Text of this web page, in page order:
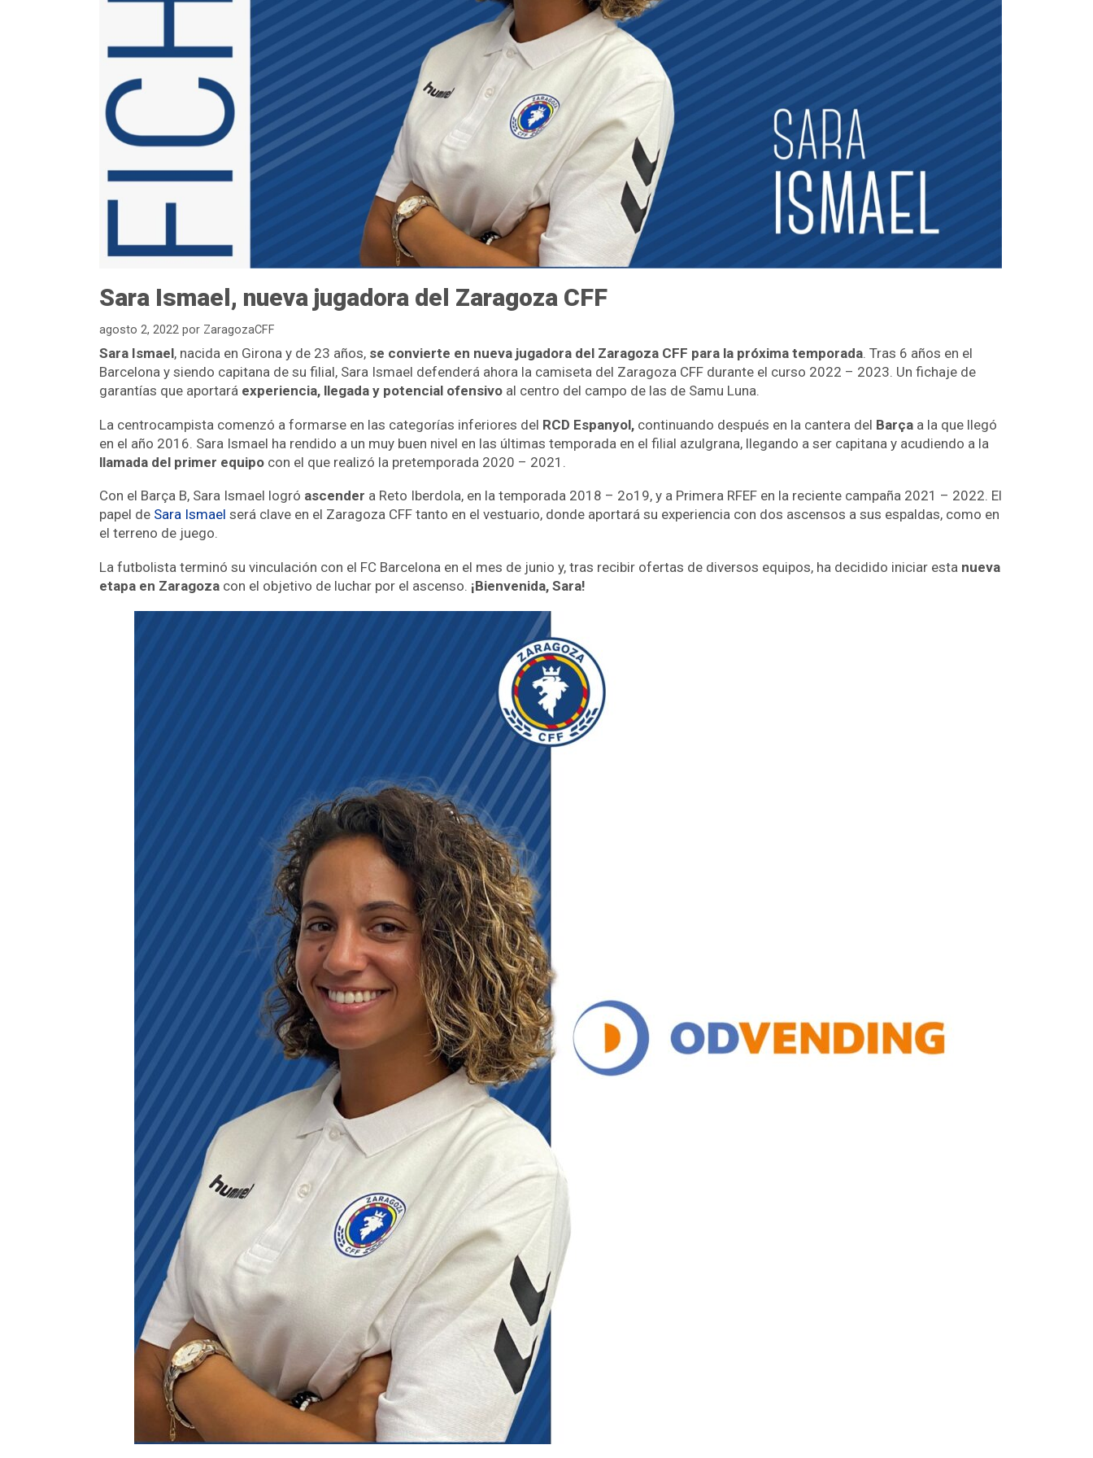
Sara Ismael, nueva jugadora del Zaragoza CFF
agosto 2, 2022 por ZaragozaCFF
Sara Ismael, nacida en Girona y de 23 años, se convierte en nueva jugadora del Zaragoza CFF para la próxima temporada. Tras 6 años en el
Barcelona y siendo capitana de su filial, Sara Ismael defenderá ahora la camiseta del Zaragoza CFF durante el curso 2022 – 2023. Un fichaje de
garantías que aportará experiencia, llegada y potencial ofensivo al centro del campo de las de Samu Luna.
La centrocampista comenzó a formarse en las categorías inferiores del RCD Espanyol, continuando después en la cantera del Barça a la que llegó
en el año 2016. Sara Ismael ha rendido a un muy buen nivel en las últimas temporada en el filial azulgrana, llegando a ser capitana y acudiendo a la
llamada del primer equipo con el que realizó la pretemporada 2020 – 2021.
Con el Barça B, Sara Ismael logró ascender a Reto Iberdola, en la temporada 2018 – 2o19, y a Primera RFEF en la reciente campaña 2021 – 2022. El
papel de Sara Ismael será clave en el Zaragoza CFF tanto en el vestuario, donde aportará su experiencia con dos ascensos a sus espaldas, como en
el terreno de juego.
La futbolista terminó su vinculación con el FC Barcelona en el mes de junio y, tras recibir ofertas de diversos equipos, ha decidido iniciar esta nueva
etapa en Zaragoza con el objetivo de luchar por el ascenso. ¡Bienvenida, Sara!